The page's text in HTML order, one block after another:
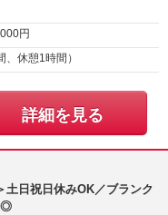
円
休憩1時間）
詳細を見る
土日祝日休みOK／ブランク
◎